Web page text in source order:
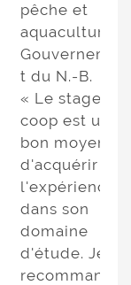
pêche et
aquaculture,
Gouvernemen
t du N.-B.
« Le stage
coop est un
bon moyen
d'acquérir de
l'expérience
dans son
domaine
d'étude. Je
recommande